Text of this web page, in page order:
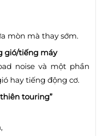
mòn mà thay sớm.
gió/tiếng máy
noise và một phần
hay tiếng động cơ.
touring”